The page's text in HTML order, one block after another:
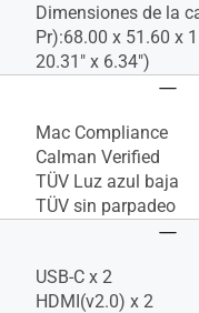
Dimensiones de la
Pr):68.00 x 51.60 x
20.31" x 6.34")
Mac Compliance
Calman Verified
TÜV Luz azul baja
TÜV sin parpadeo
USB-C x 2
HDMI(v2.0) x 2